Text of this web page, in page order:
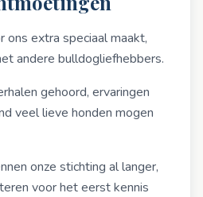
ons extra speciaal maakt,
andere bulldogliefhebbers.
gehoord, ervaringen
veel lieve honden mogen
onze stichting al langer,
voor het eerst kennis